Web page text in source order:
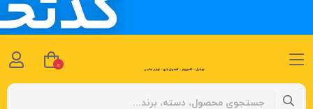
0